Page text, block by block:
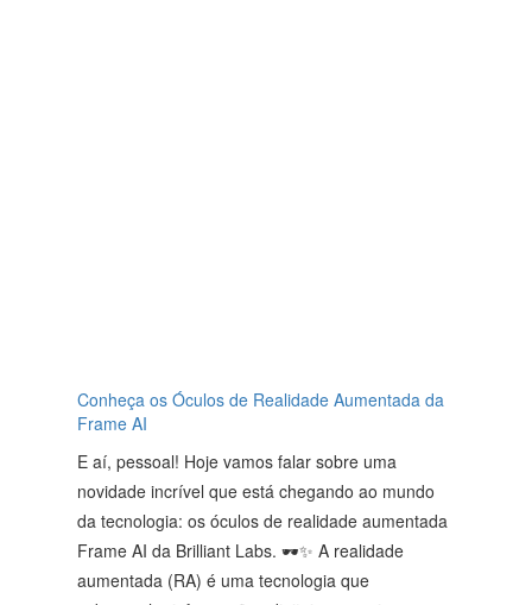
Conheça os Óculos de Realidade Aumentada da
Frame AI
E aí, pessoal! Hoje vamos falar sobre uma
novidade incrível que está chegando ao mundo
da tecnologia: os óculos de realidade aumentada
Frame AI da Brilliant Labs. 🕶️✨ A realidade
aumentada (RA) é uma tecnologia que